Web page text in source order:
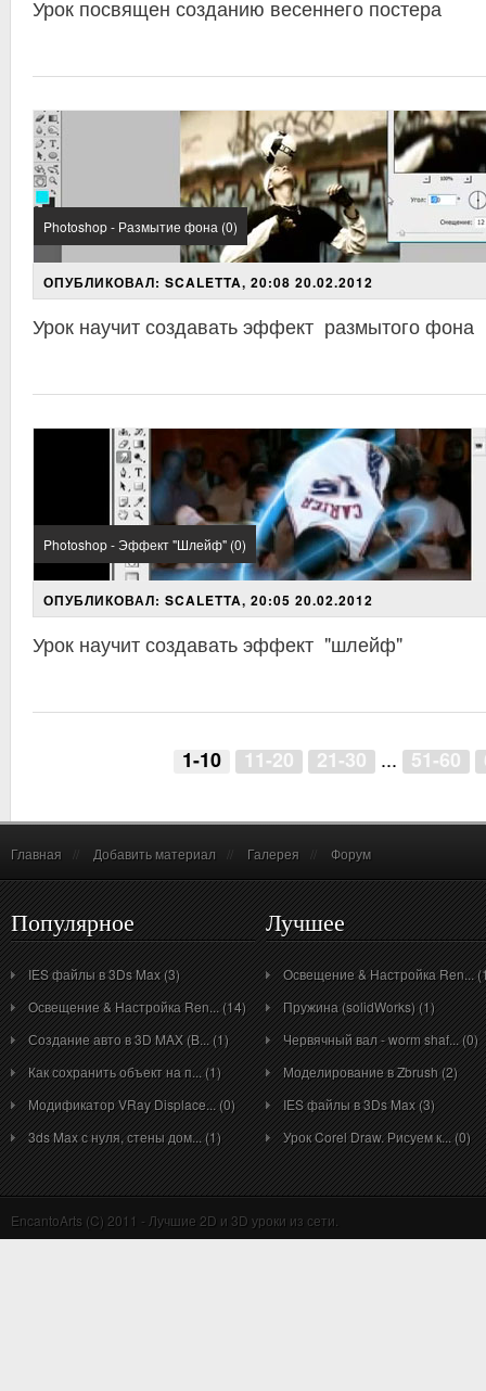
Урок посвящен созданию весеннего постера
Photoshop - Размытие фона (0)
ОПУБЛИКОВАЛ: SCALETTA, 20:08 20.02.2012
Урок научит создавать эффект размытого фона
Photoshop - Эффект "Шлейф" (0)
ОПУБЛИКОВАЛ: SCALETTA, 20:05 20.02.2012
Урок научит создавать эффект "шлейф"
1-10 11-20 21-30 ... 51-60
Главная Добавить материал Галерея Форум
Популярное
IES файлы в 3Ds Max (3)
Освещение & Настройка Ren... (14)
Создание авто в 3D MAX (B... (1)
Как сохранить объект на п... (1)
Модификатор VRay Displace... (0)
3ds Max с нуля, стены дом... (1)
Лучшее
Освещение & Настройка Ren...
Пружина (solidWorks) (1)
Червячный вал - worm shaf... (0)
Моделирование в Zbrush (2)
IES файлы в 3Ds Max (3)
Урок Corel Draw. Рисуем к... (0)
EncantoArts (C) 2011 - Лучшие 2D и 3D уроки из сети.